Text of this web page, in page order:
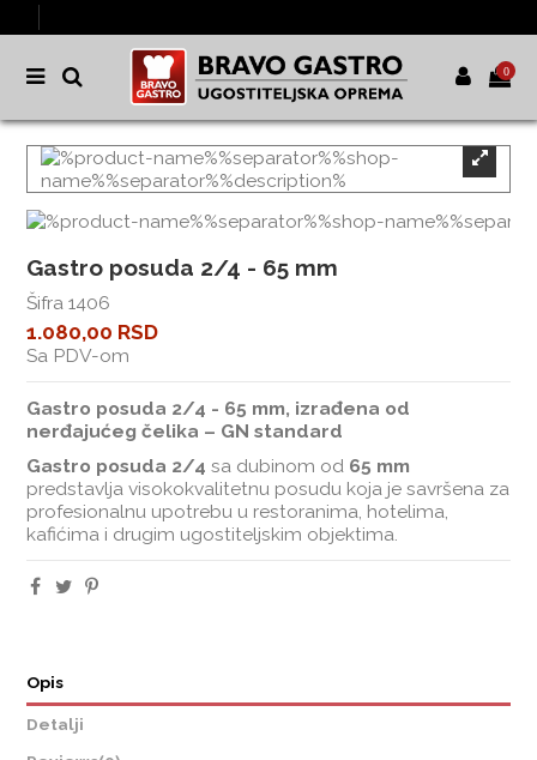
0
Gastro posuda 2/4 - 65 mm
Šifra 1406
1.080,00 RSD
Sa PDV-om
Gastro posuda 2/4 - 65 mm, izrađena od
nerđajućeg čelika – GN standard
Gastro posuda 2/4 sa dubinom od 65 mm
predstavlja visokokvalitetnu posudu koja je savršena za
profesionalnu upotrebu u restoranima, hotelima,
kafićima i drugim ugostiteljskim objektima.
Opis
Detalji